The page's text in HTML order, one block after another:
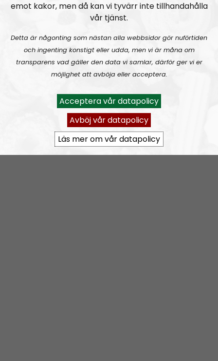
Andreas Johansson
Prenumerera på Nordic Frontier medRSS
RSS:https://nordiskradio.se/?format=mp3-
rss&show=nordic-frontier
NORDIC FRONTIER #284:Zach of Logos Revealed
emot kakor, men då kan vi tyvärr inte tillhandahålla
vår tjänst.
Detta är någonting som nästan alla webbsidor gör nuförtiden
och ingenting konstigt eller udda, men vi är måna om
transparens vad gäller den data vi samlar, därför ger vi er
möjlighet att avböja eller acceptera.
Acceptera vår datapolicy
Avböj vår datapolicy
Läs mer om vår datapolicy